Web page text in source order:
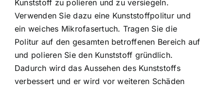
Kunststoff zu polieren und zu versiegeln.
Verwenden Sie dazu eine Kunststoffpolitur und
ein weiches Mikrofasertuch. Tragen Sie die
Politur auf den gesamten betroffenen Bereich auf
und polieren Sie den Kunststoff gründlich.
Dadurch wird das Aussehen des Kunststoffs
verbessert und er wird vor weiteren Schäden